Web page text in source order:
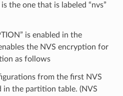
the one that is labeled “nvs”
is enabled in the
the NVS encryption for
as follows
from the first NVS
in the partition table. (NVS